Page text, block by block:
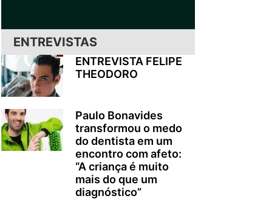
ENTREVISTAS
ENTREVISTA FELIPE
THEODORO
Paulo Bonavides
transformou o medo
do dentista em um
encontro com afeto:
“A criança é muito
mais do que um
diagnóstico”